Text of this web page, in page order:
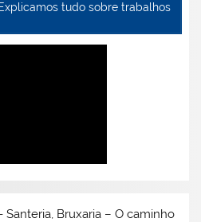
tudo sobre trabalhos
Bruxaria – O caminho